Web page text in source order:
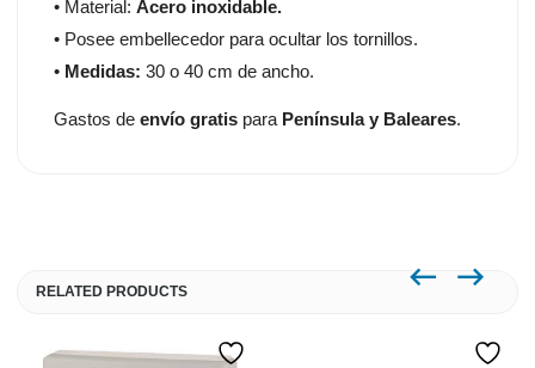
• Material:Acero inoxidable.
• Posee embellecedor para ocultar los tornillos.
• Medidas: 30 o 40 cm de ancho.
Gastos deenvío gratis para Península y Baleares.
RELATED PRODUCTS